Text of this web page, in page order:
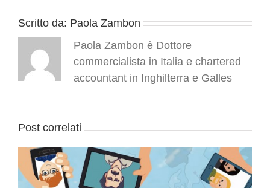
Scritto da: Paola Zambon
Paola Zambon è Dottore
commercialista in Italia e chartered
accountant in Inghilterra e Galles
Post correlati